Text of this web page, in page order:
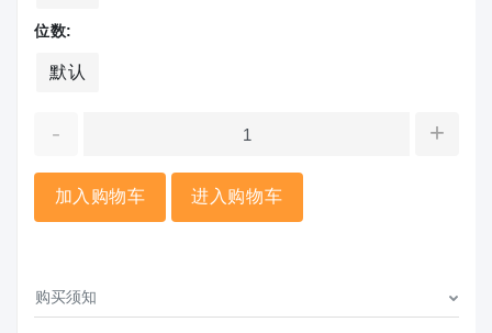
位数:
默认
- +
加入购物车 进入购物车
购买须知